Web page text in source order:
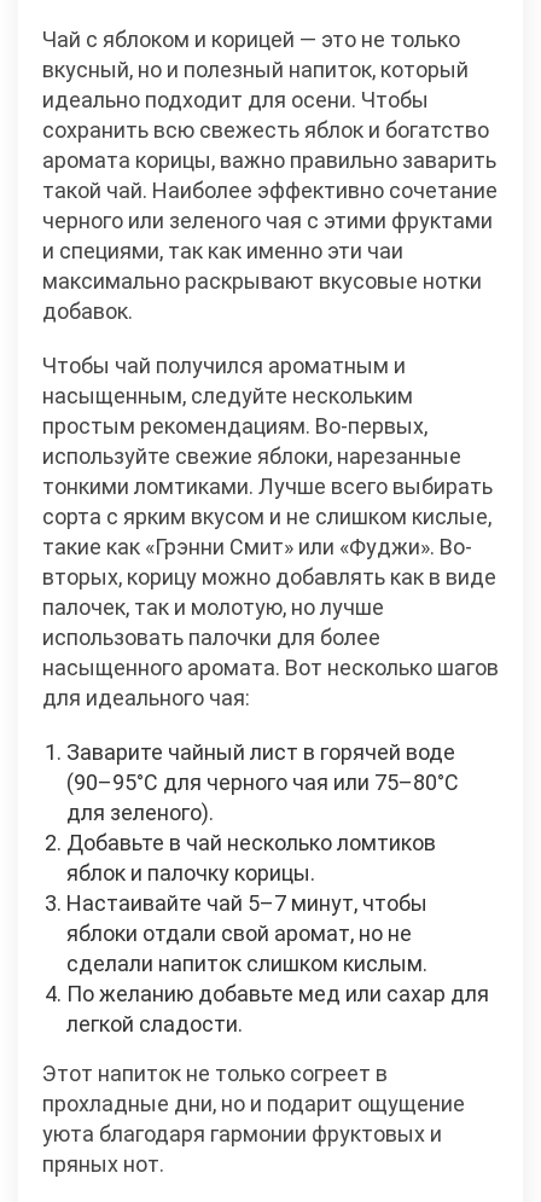
Чай с яблоком и корицей — это не только
вкусный, но и полезный напиток, который
идеально подходит для осени. Чтобы
сохранить всю свежесть яблок и богатство
аромата корицы, важно правильно заварить
такой чай. Наиболее эффективно сочетание
черного или зеленого чая с этими фруктами
и специями, так как именно эти чаи
максимально раскрывают вкусовые нотки
добавок.
Чтобы чай получился ароматным и
насыщенным, следуйте нескольким
простым рекомендациям. Во-первых,
используйте свежие яблоки, нарезанные
тонкими ломтиками. Лучше всего выбирать
сорта с ярким вкусом и не слишком кислые,
такие как «Грэнни Смит» или «Фуджи». Во-
вторых, корицу можно добавлять как в виде
палочек, так и молотую, но лучше
использовать палочки для более
насыщенного аромата. Вот несколько шагов
для идеального чая:
Заварите чайный лист в горячей воде
(90–95°C для черного чая или 75–80°C
для зеленого).
Добавьте в чай несколько ломтиков
яблок и палочку корицы.
Настаивайте чай 5–7 минут, чтобы
яблоки отдали свой аромат, но не
сделали напиток слишком кислым.
По желанию добавьте мед или сахар для
легкой сладости.
Этот напиток не только согреет в
прохладные дни, но и подарит ощущение
уюта благодаря гармонии фруктовых и
пряных нот.